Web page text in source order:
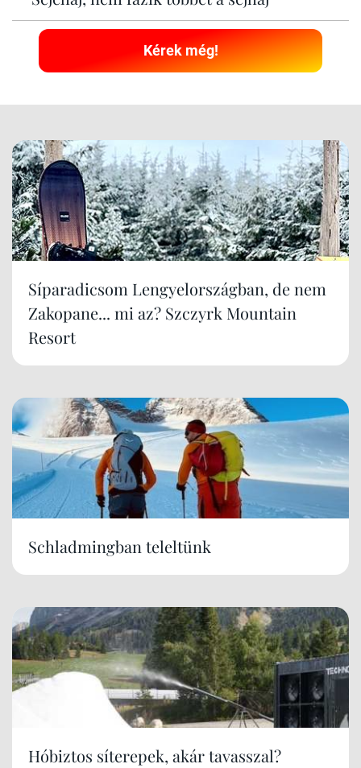
Kérek még!
Síparadicsom Lengyelországban, de nem
Zakopane... mi az? Szczyrk Mountain
Resort
Schladmingban teleltünk
Hóbiztos síterepek, akár tavasszal?